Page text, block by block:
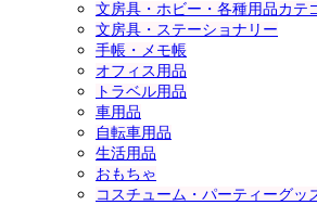
文房具・ホビー・各種用品カテ
文房具・ステーショナリー
手帳・メモ帳
オフィス用品
トラベル用品
車用品
自転車用品
生活用品
おもちゃ
コスチューム・パーティーグッ